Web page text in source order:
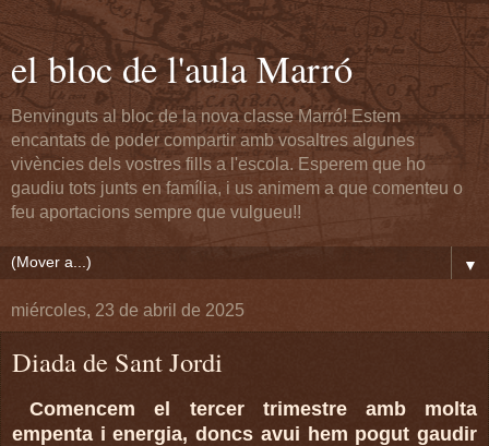
el bloc de l'aula Marró
Benvinguts al bloc de la nova classe Marró! Estem
encantats de poder compartir amb vosaltres algunes
vivències dels vostres fills a l'escola. Esperem que ho
gaudiu tots junts en família, i us animem a que comenteu o
feu aportacions sempre que vulgueu!!
▼
miércoles, 23 de abril de 2025
Diada de Sant Jordi
Comencem el tercer trimestre amb molta
empenta i energia, doncs avui hem pogut gaudir